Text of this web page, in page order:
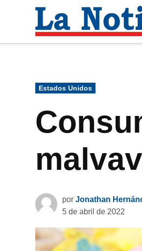
contenido
Publicado
en
Estados Unidos
por Jonathan
5 de abril de 2022